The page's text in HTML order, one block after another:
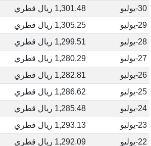
30-يوليو
1,301.48 ريال قطري
29-يوليو
1,305.25 ريال قطري
28-يوليو
1,299.51 ريال قطري
27-يوليو
1,280.29 ريال قطري
26-يوليو
1,282.81 ريال قطري
25-يوليو
1,286.62 ريال قطري
24-يوليو
1,285.48 ريال قطري
23-يوليو
1,293.13 ريال قطري
22-يوليو
1,292.09 ريال قطري